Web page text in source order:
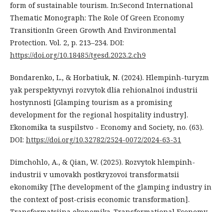
form of sustainable tourism. In:Second International
Thematic Monograph: The Role Of Green Economy
TransitionIn Green Growth And Environmental
Protection. Vol. 2, p. 213–234. DOI:
https://doi.org/10.18485/tgesd.2023.2.ch9
Bondarenko, L., & Horbatiuk, N. (2024). Hlempinh-turyzm
yak perspektyvnyi rozvytok dlia rehionalnoi industrii
hostynnosti [Glamping tourism as a promising
development for the regional hospitality industry].
Ekonomika ta suspilstvo - Economy and Society, no. (63).
DOI: https://doi.org/10.32782/2524-0072/2024-63-31
Dimchohlo, A., & Qian, W. (2025). Rozvytok hlempinh-
industrii v umovakh postkryzovoi transformatsii
ekonomiky [The development of the glamping industry in
the context of post-crisis economic transformation].